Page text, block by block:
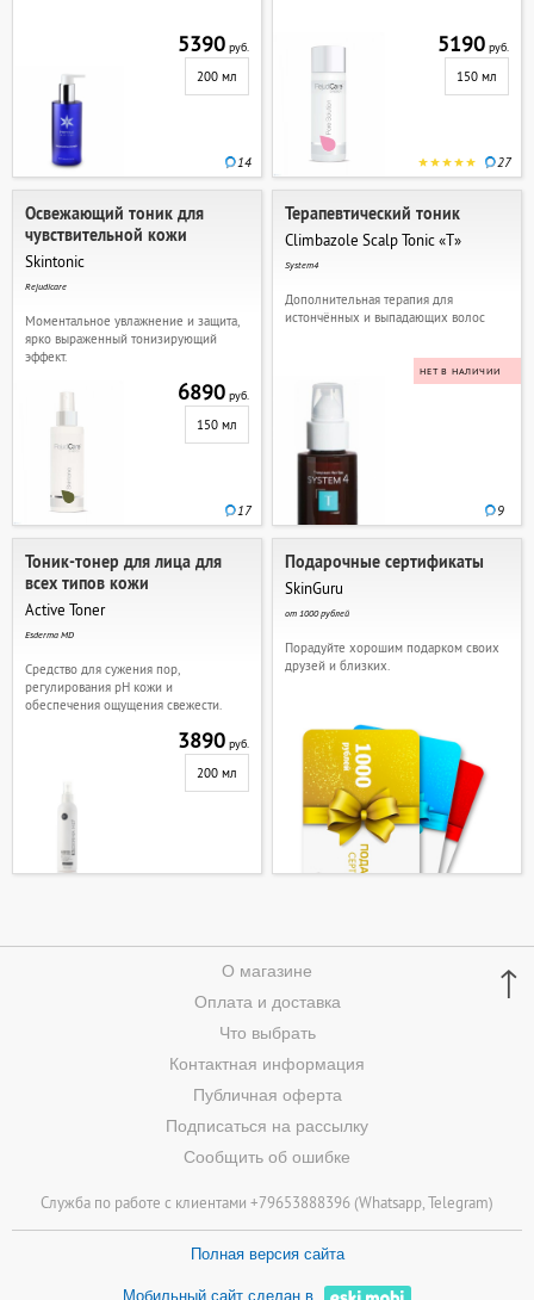
5390руб.
200 мл
14
5190руб.
150 мл
27
Освежающий тоник для
чувствительной кожи
Skintonic
Rejudicare
Моментальное увлажнение и защита,
ярко выраженный тонизирующий
эффект.
6890руб.
150 мл
17
Терапевтический тоник
Climbazole Scalp Tonic «T»
System4
НЕТ В НАЛИЧИИ
Дополнительная терапия для
истончённых и выпадающих волос
9
Тоник-тонер для лица для
всех типов кожи
Active Toner
Esderma MD
Средство для сужения пор,
регулирования pH кожи и
обеспечения ощущения свежести.
3890руб.
200 мл
Подарочные сертификаты
SkinGuru
от 1000 рублей
Порадуйте хорошим подарком своих
друзей и близких.
↑
О магазине
Оплата и доставка
Что выбрать
Контактная информация
Публичная оферта
Подписаться на рассылку
Сообщить об ошибке
Служба по работе с клиентами +79653888396 (Whatsapp , Telegram)
Полная версия сайта
Мобильный сайт сделан в